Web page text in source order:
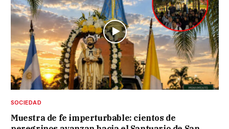
SOCIEDAD
Muestra de fe imperturbable: cientos de